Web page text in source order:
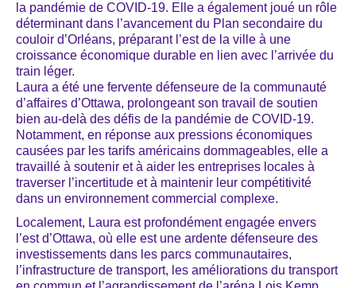
la pandémie de COVID-19. Elle a également joué un rôle
déterminant dans l’avancement du Plan secondaire du
couloir d’Orléans, préparant l’est de la ville à une
croissance économique durable en lien avec l’arrivée du
train léger.
Laura a été une fervente défenseure de la communauté
d’affaires d’Ottawa, prolongeant son travail de soutien
bien au-delà des défis de la pandémie de COVID-19.
Notamment, en réponse aux pressions économiques
causées par les tarifs américains dommageables, elle a
travaillé à soutenir et à aider les entreprises locales à
traverser l’incertitude et à maintenir leur compétitivité
dans un environnement commercial complexe.
Localement, Laura est profondément engagée envers
l’est d’Ottawa, où elle est une ardente défenseure des
investissements dans les parcs communautaires,
l’infrastructure de transport, les améliorations du transport